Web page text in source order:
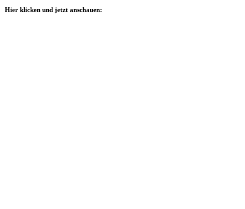
Hier klicken und jetzt anschauen: